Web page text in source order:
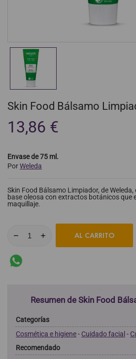
Skin Food Bálsamo
13,86 €
Envase de 75 ml.
PorWeleda
Skin Food Bálsamo Limpiador, de
base oleosa con extractos botánicos que
maquillaje.
AL CARRITO
Resumen de Skin Food
Categorías
Cosmética e higiene- Cuidado facial-
Recomendado